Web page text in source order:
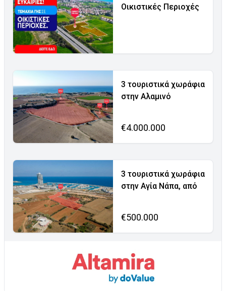
Οικιστικές Περιοχές
3 τουριστικά χωράφια
στην Αλαμινό
€4.000.000
3 τουριστικά χωράφια
στην Αγία Νάπα, από
€500.000